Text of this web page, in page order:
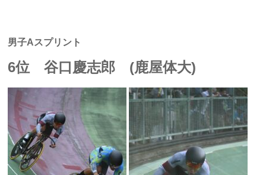
男子Aスプリント
6位 谷口慶志郎 (鹿屋体大)